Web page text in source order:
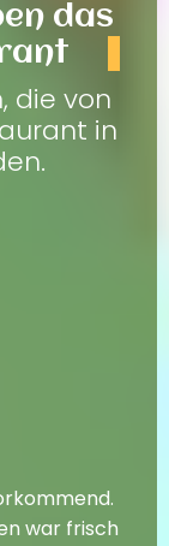
das
die von
in
war frisch